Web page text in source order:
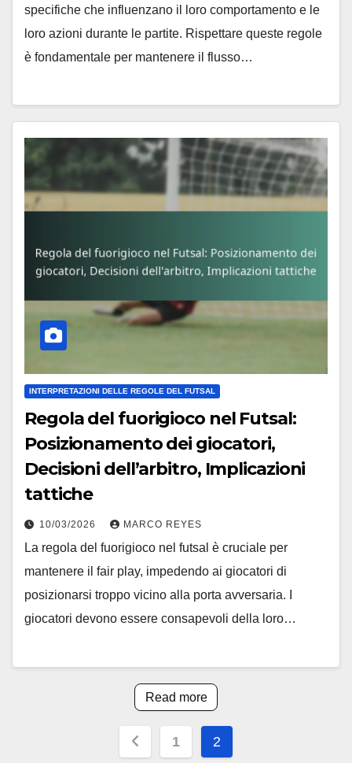
specifiche che influenzano il loro comportamento e le
loro azioni durante le partite. Rispettare queste regole
è fondamentale per mantenere il flusso…
INTERPRETAZIONI DELLE REGOLE DEL FUTSAL
Regola del fuorigioco nel Futsal:
Posizionamento dei giocatori,
Decisioni dell’arbitro, Implicazioni
tattiche
10/03/2026 MARCO REYES
La regola del fuorigioco nel futsal è cruciale per
mantenere il fair play, impedendo ai giocatori di
posizionarsi troppo vicino alla porta avversaria. I
giocatori devono essere consapevoli della loro…
Read more
Posts
1 2